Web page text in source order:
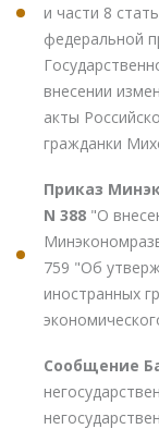
и части 8
федеральной
внесении
акты
гражданки
Приказ
N 388 "О
759 "Об
иностранных
Сообщение